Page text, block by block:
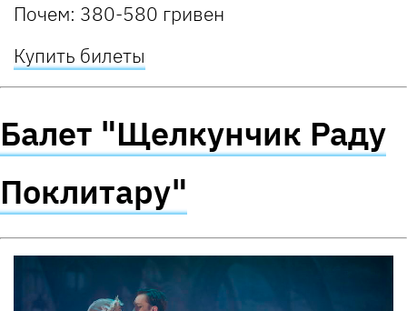
Почем: 380-580 гривен
Купить билеты
Балет "Щелкунчик Раду
Поклитару"